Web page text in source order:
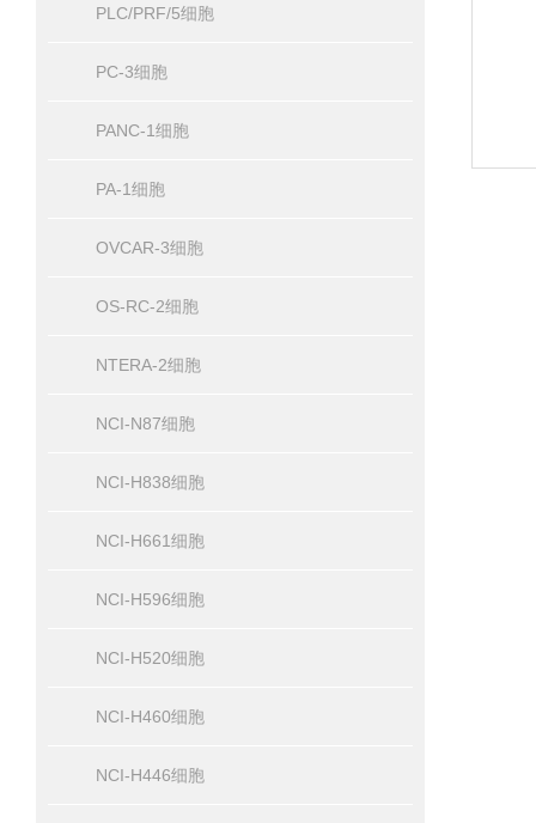
PLC/PRF/5细胞
PC-3细胞
PANC-1细胞
PA-1细胞
OVCAR-3细胞
OS-RC-2细胞
NTERA-2细胞
NCI-N87细胞
NCI-H838细胞
NCI-H661细胞
NCI-H596细胞
NCI-H520细胞
NCI-H460细胞
NCI-H446细胞